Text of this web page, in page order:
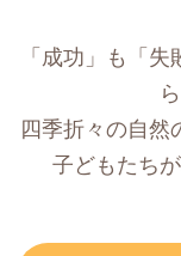
「成功」も「
四季折々の自然
子どもたち